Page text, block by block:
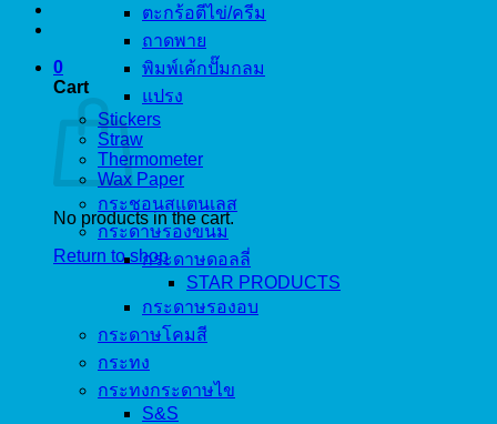
0
Cart
No products in the cart.
Return to shop
ตะกร้อตีไข่/ครีม
ถาดพาย
พิมพ์เค้กปั๊มกลม
แปรง
Stickers
Straw
Thermometer
Wax Paper
กระชอนสแตนเลส
กระดาษรองขนม
กระดาษดอลลี่
STAR PRODUCTS
กระดาษรองอบ
กระดาษโคมสี
กระทง
กระทงกระดาษไข
S&S